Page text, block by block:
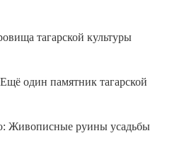
тагарской культуры
один памятник тагарской
Живописные руины усадьбы